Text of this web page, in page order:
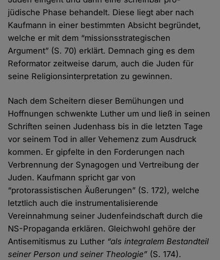
jüdische Phase behandelt. Diese liegt aber nach
Kaufmann in einer bestimmten Absicht begründet,
welche er mit dem “missionsstrategischen
Argument” (S. 70) erklärt. Demnach ging es dem
Reformator zeitweise darum, auch die Juden für
seine Religionsinterpretation zu gewinnen.
Nach dem Scheitern dieser Bemühungen und
Hoffnungen schwenkte Luther um und ließ in seinen
Schriften seinen Judenhass bis in die letzten Tage
vor seinem Tod in aller Vehemenz zum Ausdruck
kommen. Er gipfelte in den Forderungen nach
Verbrennung der Synagogen und Vertreibung der
Juden. Kaufmann spricht gar von
“protorassistischen Äußerungen” (S. 172), welche
letztlich auch die instrumentalisierende
Vereinnahmung seiner Judenfeindschaft durch die
NS-Propaganda erklären. Gleichwohl gehöre der
Antisemitismus zu Luther “als integralem Bestandteil
seiner Person und seiner Theologie” (S. 174).